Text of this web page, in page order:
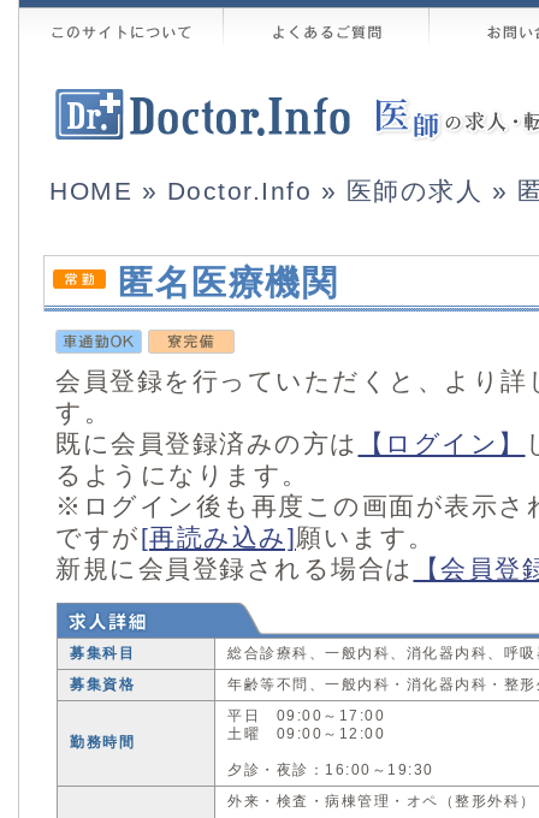
HOME » Doctor.Info » 医師の求人 »
匿名医療機関
会員登録を行っていただくと、より
す。
既に会員登録済みの方は
【ログイン】
るようになります。
※ログイン後も再度この画面が表示さ
ですが[再読み込み]願います。
新規に会員登録される場合は
【会員登
募集科目
総合診療科、一般内科、消化器内科、呼
募集資格
年齢等不問、一般内科・消化器内科・整
勤務時間
平日 09:00～17:00
土曜 09:00～12:00
夕診・夜診：16:00～19:30
外来・検査・病棟管理・オペ（整形外科）